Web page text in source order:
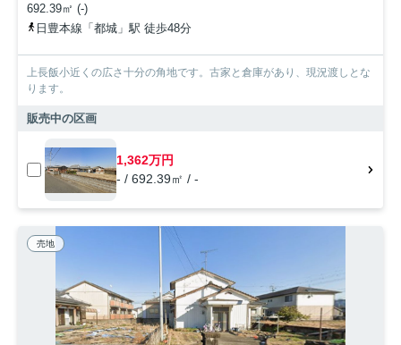
692.39㎡ (-)
日豊本線「都城」駅 徒歩48分
上長飯小近くの広さ十分の角地です。古家と倉庫があり、現況渡しとな
ります。
販売中の区画
1,362万円
- / 692.39㎡ / -
売地